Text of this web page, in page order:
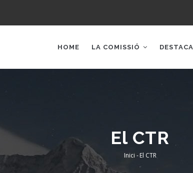
NAVIGATION
HOME LA COMISSIÓ
El CTR
Fil
Inici -El CTR